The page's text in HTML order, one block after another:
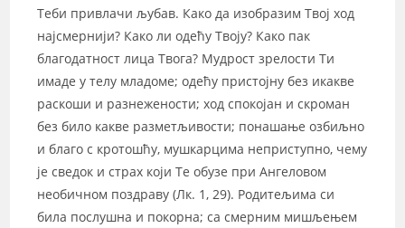
Теби привлачи љубав. Како да изобразим Твој ход
најсмернији? Како ли одећу Твоју? Како пак
благодатност лица Твога? Мудрост зрелости Ти
имаде у телу младоме; одећу пристојну без икакве
раскоши и разнежености; ход спокојан и скроман
без било какве разметљивости; понашање озбиљно
и благо с кротошћу, мушкарцима неприступно, чему
је сведок и страх који Те обузе при Ангеловом
необичном поздраву (Лк. 1, 29). Родитељима си
била послушна и покорна; са смерним мишљењем